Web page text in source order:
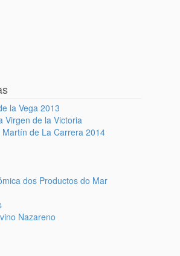
la Vega 2013
Virgen de la Victoria
Martín de La Carrera 2014
dos Productos do Mar
Nazareno